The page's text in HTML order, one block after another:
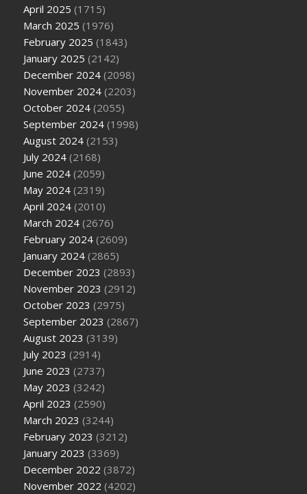
April 2025 (1715)
March 2025 (1976)
February 2025 (1843)
January 2025 (2142)
December 2024 (2098)
November 2024 (2203)
October 2024 (2055)
September 2024 (1998)
August 2024 (2153)
July 2024 (2168)
June 2024 (2059)
May 2024 (2319)
April 2024 (2010)
March 2024 (2676)
February 2024 (2609)
January 2024 (2865)
December 2023 (2893)
November 2023 (2912)
October 2023 (2975)
September 2023 (2867)
August 2023 (3139)
July 2023 (2914)
June 2023 (2737)
May 2023 (3242)
April 2023 (2590)
March 2023 (3244)
February 2023 (3212)
January 2023 (3369)
December 2022 (3872)
November 2022 (4202)